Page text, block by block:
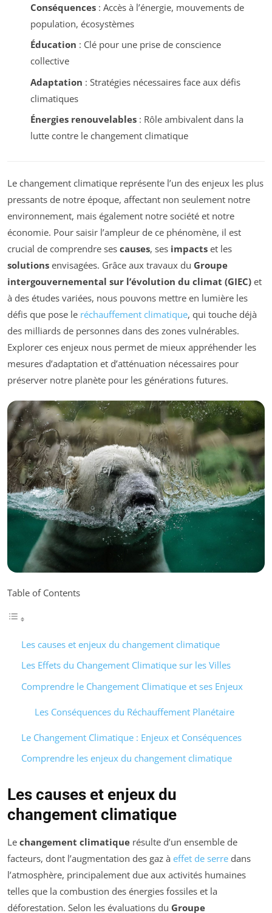
Conséquences: Accès à l’énergie, mouvements de
population, écosystèmes
Éducation : Clé pour une prise de conscience
collective
Adaptation : Stratégies nécessaires face aux défis
climatiques
Énergies renouvelables: Rôle ambivalent dans la
lutte contre le changement climatique
Le changement climatique représente l’un des enjeux les plus
pressants de notre époque, affectant non seulement notre
environnement, mais également notre société et notre
économie. Pour saisir l’ampleur de ce phénomène, il est
crucial de comprendre ses causes, ses impacts et les
solutions envisagées. Grâce aux travaux du Groupe
intergouvernemental sur l’évolution du climat (GIEC) et
à des études variées, nous pouvons mettre en lumière les
défis que pose le réchauffement climatique, qui touche déjà
des milliards de personnes dans des zones vulnérables.
Explorer ces enjeux nous permet de mieux appréhender les
mesures d’adaptation et d’atténuation nécessaires pour
préserver notre planète pour les générations futures.
Table of Contents
Les causes et enjeux du changement climatique
Les Effets du Changement Climatique sur les Villes
Comprendre le Changement Climatique et ses Enjeux
Les Conséquences du Réchauffement Planétaire
Le Changement Climatique : Enjeux et Conséquences
Comprendre les enjeux du changement climatique
Les causes et enjeux du
changement climatique
Le changement climatique résulte d’un ensemble de
facteurs, dont l’augmentation des gaz à effet de serre dans
l’atmosphère, principalement due aux activités humaines
telles que la combustion des énergies fossiles et la
déforestation. Selon les évaluations du Groupe